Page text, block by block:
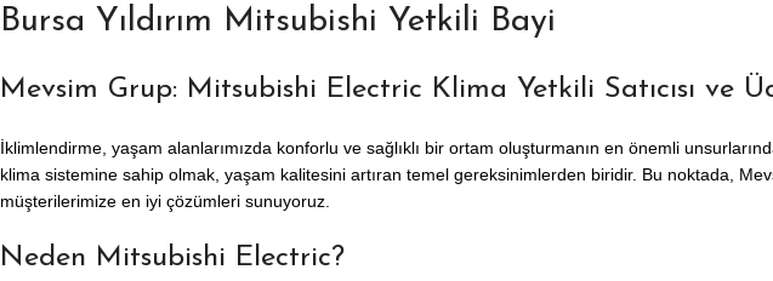
Bursa Yıldırım Mitsubishi Yetkili Bayi
Mevsim Grup: Mitsubishi Electric Klima Yetkili Satıcısı ve
İklimlendirme, yaşam alanlarımızda konforlu ve sağlıklı bir ortam oluşturmanın en önemli
klima sistemine sahip olmak, yaşam kalitesini artıran temel gereksinimlerden biridir. Bu noktada,
müşterilerimize en iyi çözümleri sunuyoruz.
Neden Mitsubishi Electric?